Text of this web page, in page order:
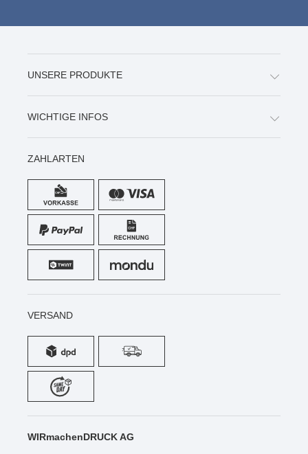
UNSERE PRODUKTE
WICHTIGE INFOS
ZAHLARTEN
VERSAND
WIRmachenDRUCK AG